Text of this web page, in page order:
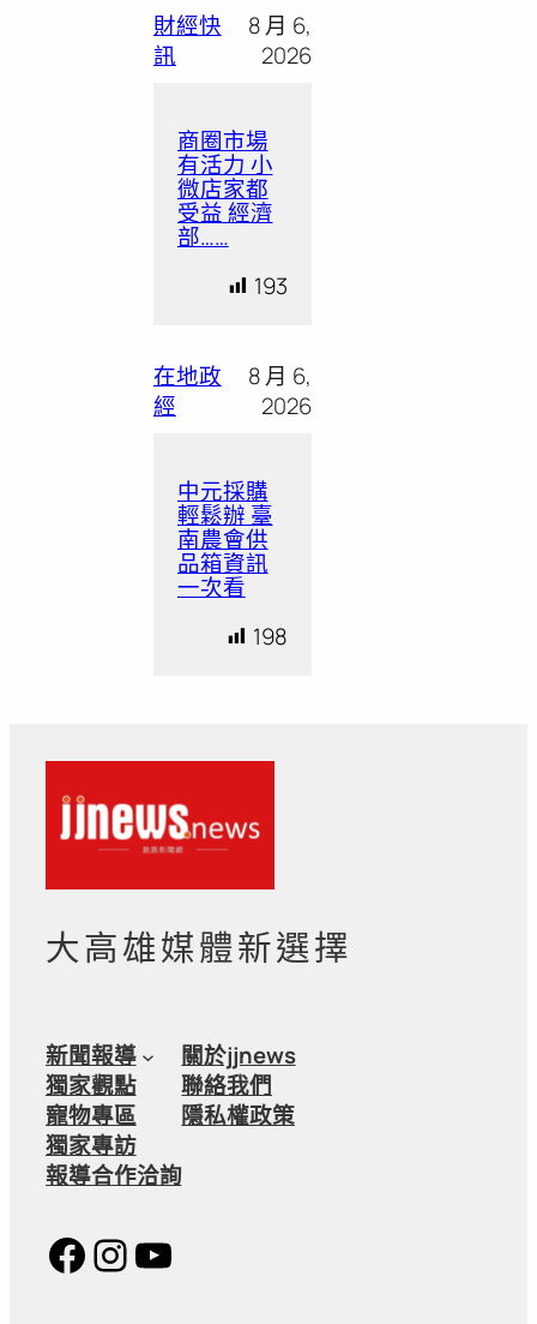
財經快
訊
8 月 6,
2026
商圈市場
有活力 小
微店家都
受益 經濟
部……
193
在地政
經
8 月 6,
2026
中元採購
輕鬆辦 臺
南農會供
品箱資訊
一次看
198
大高雄媒體新選擇
新聞報導
獨家觀點
寵物專區
獨家專訪
報導合作洽詢
關於jjnews
聯絡我們
隱私權政策
Facebook
Instagram
YouTube